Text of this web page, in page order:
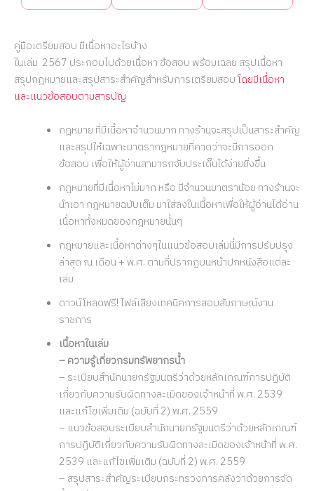
คู่มือเตรียมสอบ มีเนื้อหาอะไรบ้าง
ในเล่ม 2567 ประกอบไปด้วยเนื้อหา ข้อสอบ พร้อมเฉลย สรุปเนื้อหา
สรุปกฎหมายและสรุปสาระสำคัญสำหรับการเตรียมสอบโดยมีเนื้อหา
และแนวข้อสอบตามสารบัญ
กฎหมาย ที่มีเนื้อหาจำนวนมาก ทางร้านจะสรุปเป็นสาระสำคัญ
และสรุปให้เฉพาะมาตรากฎหมายที่คาดว่าจะมีการออก
ข้อสอบ เพื่อให้ผู้อ่านสามารถจับประเด็นได้ง่ายยิ่งขึ้น
กฎหมายที่มีเนื้อหาไม่มาก หรือ มีจำนวนมาตราน้อย ทางร้านจะ
นำเอา กฎหมายฉบับเต็ม มาใส่ลงในเนื้อหาเพื่อให้ผู้อ่านได้อ่าน
เนื้อหาทั้งหมดของกฎหมายนั้นๆ
กฎหมายและเนื้อหาต่างๆในแนวข้อสอบเล่มนี้มีการปรับปรุง
ล่าสุด ณ เดือน + พ.ศ. ตามที่ปรากฏบนหน้าปกหนังสือแต่ละ
เล่ม
ดาวน์โหลดฟรี! ไฟล์เสียงเทคนิคการสอบสัมภาษณ์งาน
ราชการ
เนื้อหาในเล่ม
– ความรู้เกี่ยวกรมทรัพยากรน้ำ
– ระเบียบสำนักนายกรัฐมนตรีว่าด้วยหลักเกณฑ์การปฏิบัติ
เกี่ยวกับความรับผิดทางละเมิดของเจ้าหน้าที่ พ.ศ. 2539
และแก้ไขเพิ่มเติม (ฉบับที่ 2) พ.ศ. 2559
– แนวข้อสอบระเบียบสำนักนายกรัฐมนตรีว่าด้วยหลักเกณฑ์
การปฏิบัติเกี่ยวกับความรับผิดทางละเมิดของเจ้าหน้าที่ พ.ศ.
2539 และแก้ไขเพิ่มเติม (ฉบับที่ 2) พ.ศ. 2559
– สรุปสาระสำคัญระเบียบกระทรวงการคลังว่าด้วยการจัด